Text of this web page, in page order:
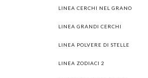
LINEA CERCHI NEL GRANO
LINEA GRANDI CERCHI
LINEA POLVERE DI STELLE
LINEA ZODIACI 2